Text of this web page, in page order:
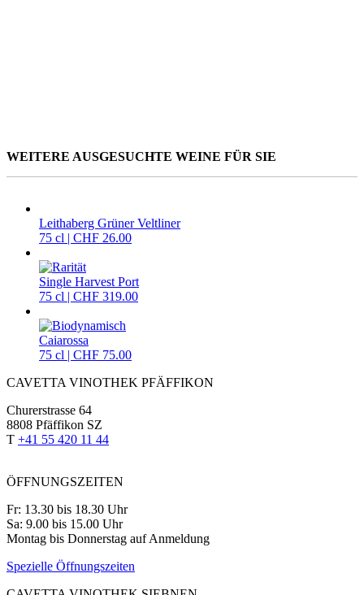
WEITERE AUSGESUCHTE WEINE FÜR SIE
Leithaberg Grüner Veltliner
75 cl | CHF 26.00
Single Harvest Port
75 cl | CHF 319.00
Caiarossa
75 cl | CHF 75.00
CAVETTA VINOTHEK PFÄFFIKON
Churerstrasse 64
8808 Pfäffikon SZ
T +41 55 420 11 44
ÖFFNUNGSZEITEN
Fr: 13.30 bis 18.30 Uhr
Sa: 9.00 bis 15.00 Uhr
Montag bis Donnerstag auf Anmeldung
Spezielle Öffnungszeiten